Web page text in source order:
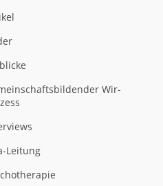
Wir-
Leitung